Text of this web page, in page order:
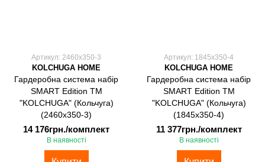
Артикул: 2460х350-3
KOLCHUGA HOME
Гардеробна система набір
SMART Edition ТМ
"KOLCHUGA" (Кольчуга)
(2460х350-3)
14 176грн./комплект
В наявності
Артикул: 1845х350-4
KOLCHUGA HOME
Гардеробна система набір
SMART Edition ТМ
"KOLCHUGA" (Кольчуга)
(1845х350-4)
11 377грн./комплект
В наявності